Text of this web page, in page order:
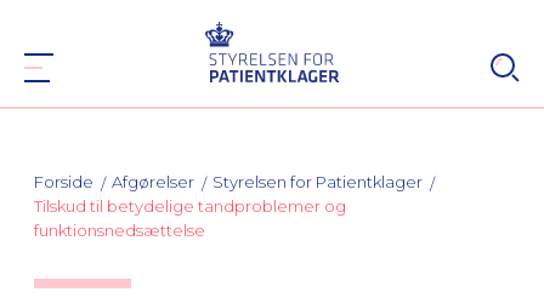
Forside Afgørelser
Styrelsen for Patientklager
Tilskud til betydelige tandproblemer og
funktionsnedsættelse